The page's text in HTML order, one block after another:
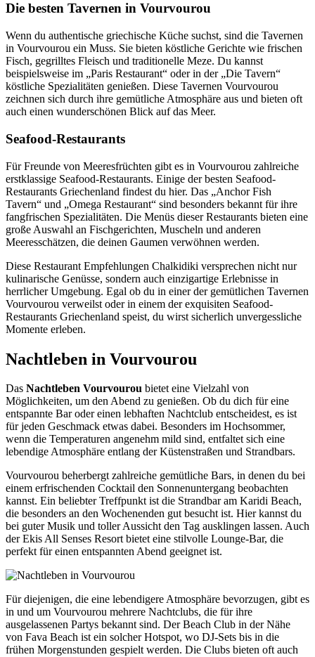
Die besten Tavernen in Vourvourou
Wenn du authentische griechische Küche suchst, sind die Tavernen
in Vourvourou ein Muss. Sie bieten köstliche Gerichte wie frischen
Fisch, gegrilltes Fleisch und traditionelle Meze. Du kannst
beispielsweise im „Paris Restaurant“ oder in der „Die Tavern“
köstliche Spezialitäten genießen. Diese Tavernen Vourvourou
zeichnen sich durch ihre gemütliche Atmosphäre aus und bieten oft
auch einen wunderschönen Blick auf das Meer.
Seafood-Restaurants
Für Freunde von Meeresfrüchten gibt es in Vourvourou zahlreiche
erstklassige Seafood-Restaurants. Einige der besten Seafood-
Restaurants Griechenland findest du hier. Das „Anchor Fish
Tavern“ und „Omega Restaurant“ sind besonders bekannt für ihre
fangfrischen Spezialitäten. Die Menüs dieser Restaurants bieten eine
große Auswahl an Fischgerichten, Muscheln und anderen
Meeresschätzen, die deinen Gaumen verwöhnen werden.
Diese Restaurant Empfehlungen Chalkidiki versprechen nicht nur
kulinarische Genüsse, sondern auch einzigartige Erlebnisse in
herrlicher Umgebung. Egal ob du in einer der gemütlichen Tavernen
Vourvourou verweilst oder in einem der exquisiten Seafood-
Restaurants Griechenland speist, du wirst sicherlich unvergessliche
Momente erleben.
Nachtleben in Vourvourou
Das Nachtleben Vourvourou bietet eine Vielzahl von
Möglichkeiten, um den Abend zu genießen. Ob du dich für eine
entspannte Bar oder einen lebhaften Nachtclub entscheidest, es ist
für jeden Geschmack etwas dabei. Besonders im Hochsommer,
wenn die Temperaturen angenehm mild sind, entfaltet sich eine
lebendige Atmosphäre entlang der Küstenstraßen und Strandbars.
Vourvourou beherbergt zahlreiche gemütliche Bars, in denen du bei
einem erfrischenden Cocktail den Sonnenuntergang beobachten
kannst. Ein beliebter Treffpunkt ist die Strandbar am Karidi Beach,
die besonders an den Wochenenden gut besucht ist. Hier kannst du
bei guter Musik und toller Aussicht den Tag ausklingen lassen. Auch
der Ekis All Senses Resort bietet eine stilvolle Lounge-Bar, die
perfekt für einen entspannten Abend geeignet ist.
Für diejenigen, die eine lebendigere Atmosphäre bevorzugen, gibt es
in und um Vourvourou mehrere Nachtclubs, die für ihre
ausgelassenen Partys bekannt sind. Der Beach Club in der Nähe
von Fava Beach ist ein solcher Hotspot, wo DJ-Sets bis in die
frühen Morgenstunden gespielt werden. Die Clubs bieten oft auch